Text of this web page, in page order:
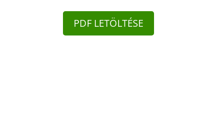
PDF LETÖLTÉSE